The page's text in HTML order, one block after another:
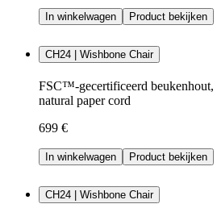
In winkelwagen Product bekijken
CH24 | Wishbone Chair
FSC™-gecertificeerd beukenhout,
natural paper cord
699 €
In winkelwagen Product bekijken
CH24 | Wishbone Chair